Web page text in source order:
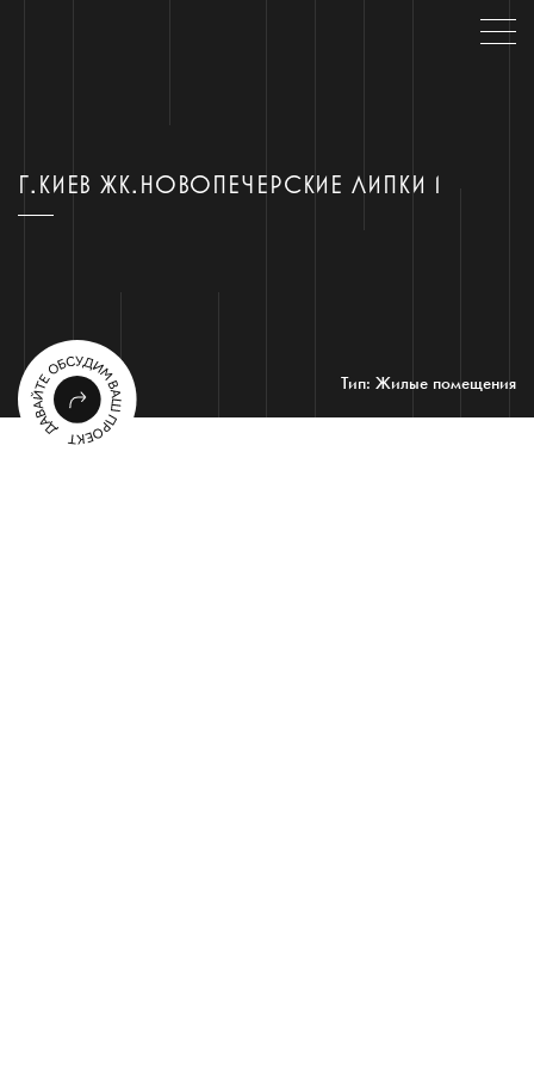
Г.КИЕВ ЖК.НОВОПЕЧЕРСКИЕ ЛИПКИ 1
Тип: Жилые помещения